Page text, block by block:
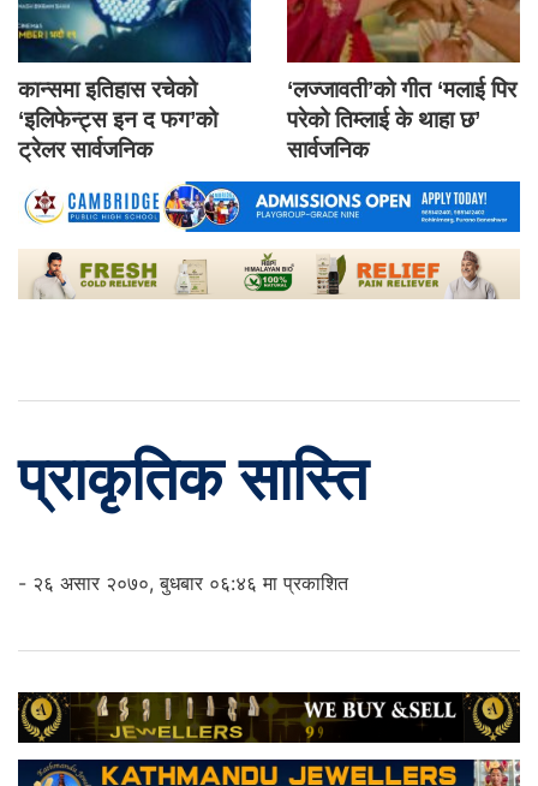
कान्समा इतिहास रचेको
‘इलिफेन्ट्स इन द फग’को
ट्रेलर सार्वजनिक
‘लज्जावती’को गीत ‘मलाई पिर
परेको तिम्लाई के थाहा छ’
सार्वजनिक
प्राकृतिक सास्ति
- २६ असार २०७०, बुधबार ०६:४६ मा प्रकाशित